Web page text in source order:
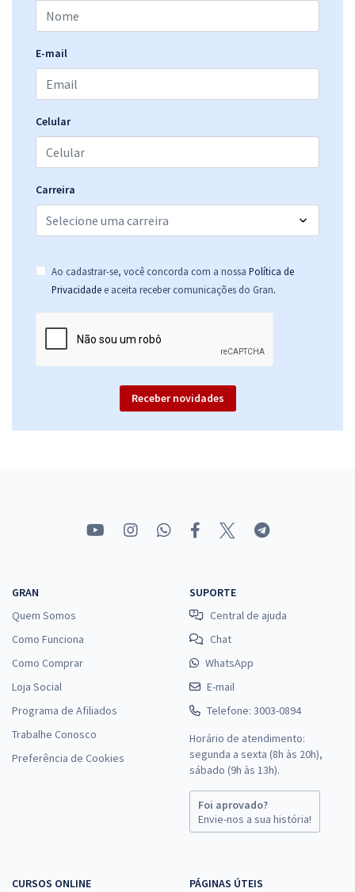
E-mail
Celular
Carreira
Ao cadastrar-se, você concorda com a nossa Política de
Privacidade e aceita receber comunicações do Gran.
Receber novidades
GRAN
Quem Somos
Como Funciona
Como Comprar
Loja Social
Programa de Afiliados
Trabalhe Conosco
Preferência de Cookies
SUPORTE
Central de ajuda
Chat
WhatsApp
E-mail
Telefone: 3003-0894
Horário de atendimento:
segunda a sexta (8h às 20h),
sábado (9h às 13h).
Foi aprovado?
Envie-nos a sua história!
CURSOS ONLINE PÁGINAS ÚTEIS